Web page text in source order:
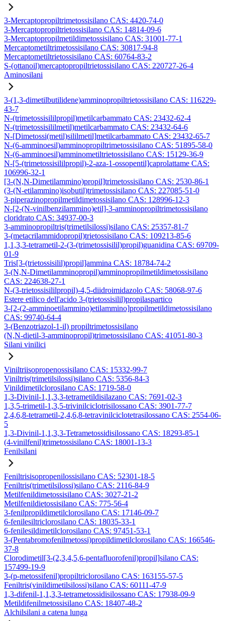
3-Mercaptopropiltrimetossisilano CAS: 4420-74-0
3-Mercaptopropiltrietossisilano CAS: 14814-09-6
3-Mercaptopropilmetildimetossisilano CAS: 31001-77-1
Mercaptometiltrimetossisilano CAS: 30817-94-8
Mercaptometiltrietossisilano CAS: 60764-83-2
S-(ottanoil)mercaptopropiltrietossisilano CAS: 220727-26-4
Aminosilani
3-(1,3-dimetilbutilidene)amminopropiltrietossisilano CAS: 116229-
43-7
N-(trimetossisililpropil)metilcarbammato CAS: 23432-62-4
N-(trimetossisililmetil)metilcarbammato CAS: 23432-64-6
N-[Dimetossi(metil)sililmetil]metilcarbammato CAS: 23432-65-7
N-(6-amminoesil)amminopropiltrimetossisilano CAS: 51895-58-0
N-(6-amminoesil)amminometiltrietossisilano CAS: 15129-36-9
N-[5-(trimetossisililpropil)-2-aza-1-ossopentil]caprolattame CAS:
106996-32-1
[3-(N,N-Dimetilammino)propil]trimetossisilano CAS: 2530-86-1
(3-(N-etilammino)isobutil)trimetossisilano CAS: 227085-51-0
3-piperazinopropilmetildimetossisilano CAS: 128996-12-3
N-[2-(N-vinilbenzilammino)etil]-3-amminopropiltrimetossisilano
cloridrato CAS: 34937-00-3
3-amminopropiltris(trimetilsilossi)silano CAS: 25357-81-7
3-(metacrilammidopropil)trietossisilano CAS: 109213-85-6
1,1,3,3-tetrametil-2-(3-(trimetossisilil)propil)guanidina CAS: 69709-
01-9
Tris[3-(trietossisilil)propil]ammina CAS: 18784-74-2
3-(N,N-Dimetilamminopropil)amminopropilmetildimetossisilano
CAS: 224638-27-1
N-(3-trietossisililpropil)-4,5-diidroimidazolo CAS: 58068-97-6
Estere etilico dell'acido 3-(trietossisilil)propilaspartico
3-[2-(2-amminoetilammino)etilammino]propilmetildimetossisilano
CAS: 99740-64-4
3-(Benzotriazol-1-il) propiltrimetossisilano
(N,N-dietil-3-amminopropil)trimetossisilano CAS: 41051-80-3
Silani vinilici
Viniltriisopropenossisilano CAS: 15332-99-7
Viniltris(trimetilsilossi)silano CAS: 5356-84-3
Vinildimetilclorosilano CAS: 1719-58-0
1,3-Divinil-1,1,3,3-tetrametildisilazano CAS: 7691-02-3
1,3,5-trimetil-1,3,5-trivinilciclotrisilossano CAS: 3901-77-7
2,4,6,8-tetrametil-2,4,6,8-tetravinilciclotetrasilossano CAS: 2554-06-
5
1,3-Divinil-1,1,3,3-Tetrametossidisilossano CAS: 18293-85-1
(4-vinilfenil)trimetossisilano CAS: 18001-13-3
Fenilsilani
Feniltrisisopropenilossisilano CAS: 52301-18-5
Feniltris(trimetilsilossi)silano CAS: 2116-84-9
Metilfenildimetossisilano CAS: 3027-21-2
Metilfenildietossisilano CAS: 775-56-4
3-fenilpropildimetilclorosilano CAS: 17146-09-7
6-fenilesiltriclorosilano CAS: 18035-33-1
6-fenilesildimetilclorosilano CAS: 97451-53-1
3-(Pentabromofenilmetossi)propildimetilclorosilano CAS: 166546-
37-8
Clorodimetil[3-(2,3,4,5,6-pentafluorofenil)propil]silano CAS:
157499-19-9
3-(p-metossifenil)propiltriclorosilano CAS: 163155-57-5
Feniltris(vinildimetilsilossi)silano CAS: 60111-47-9
1,3-difenil-1,1,3,3-tetrametossidisilossano CAS: 17938-09-9
Metildifenilmetossisilano CAS: 18407-48-2
Alchilsilani a catena lunga